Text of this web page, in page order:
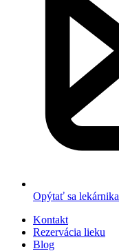
Opýtať sa lekárnika
Kontakt
Rezervácia lieku
Blog